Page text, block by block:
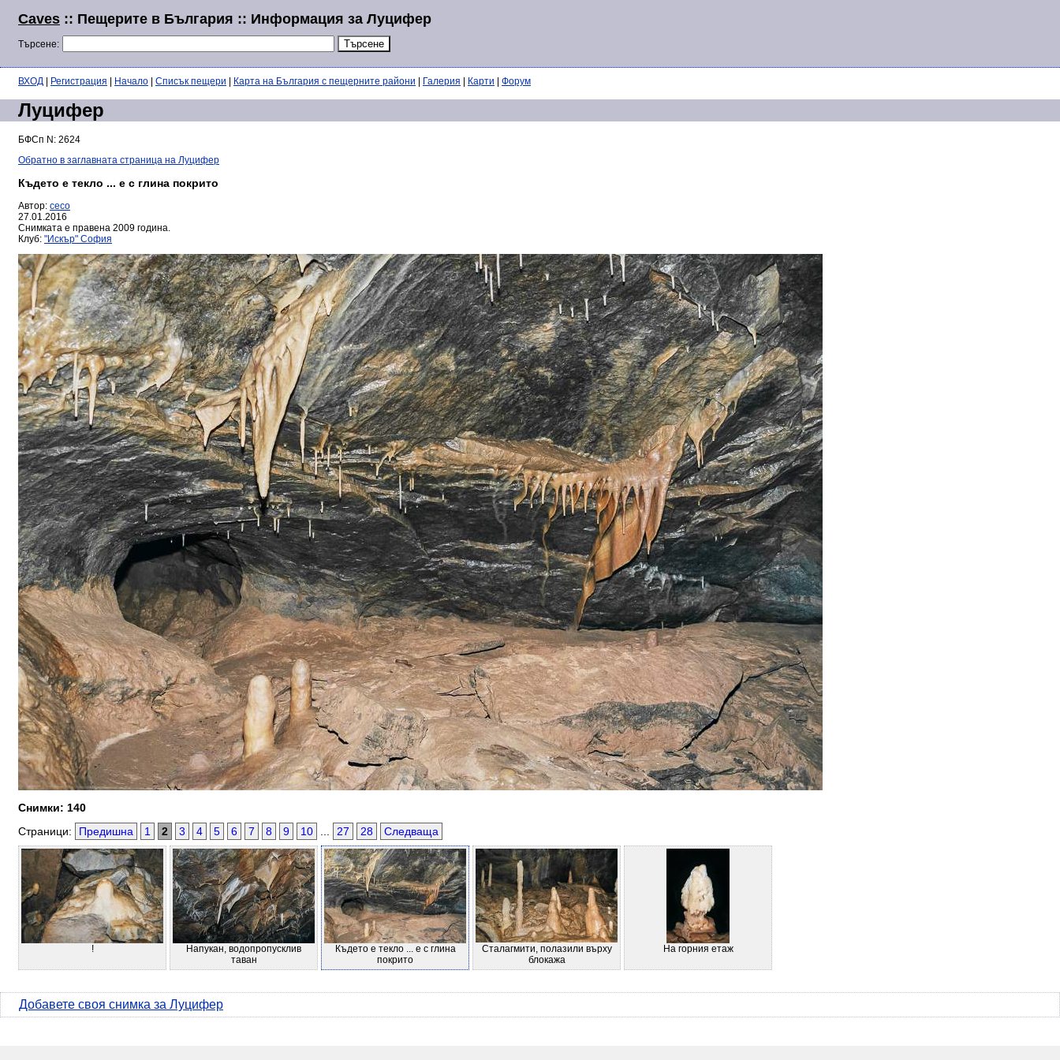
Caves :: Пещерите в България :: Информация за Луцифер
Търсене:
ВХОД Регистрация Начало Списък пещери Карта на България с пещерните райони Галерия Карти Форум
Луцифер
БФСп N: 2624
Обратно в заглавната страница на Луцифер
Където е текло ... е с глина покрито
Автор: ceco
27.01.2016
Снимката е правена 2009 година.
Клуб: "Искър" София
Снимки: 140
Страници:
Предишна 1 2 3 4 5 6 7 8 9 10 27 28 Следваща
!
Напукан, водопропусклив
таван
Където е текло ... е с глина
покрито
Сталагмити, полазили върху
блокажа
На горния етаж
Добавете своя снимка за Луцифер